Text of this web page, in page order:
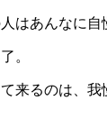
はあんなに
。
来るのは、我